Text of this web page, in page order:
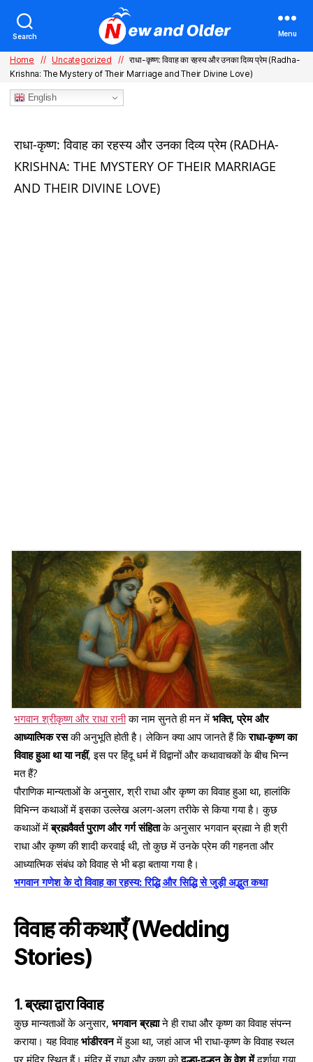
Search Menu
Home // Uncategorized // राधा-कृष्ण: विवाह का रहस्य और उनका दिव्य प्रेम (Radha-
Krishna: The Mystery of Their Marriage and Their Divine Love)
English
Categories
राधा-कृष्ण: विवाह का रहस्य और उनका दिव्य प्रेम (RADHA-
KRISHNA: THE MYSTERY OF THEIR MARRIAGE
AND THEIR DIVINE LOVE)
भगवान श्रीकृष्ण और राधा रानीका नाम सुनते ही मन में भक्ति, प्रेम और
आध्यात्मिक रसकी अनुभूति होती है। लेकिन क्या आप जानते हैं किराधा-कृष्ण का
विवाह हुआ था या नहीं, इस पर हिंदू धर्म में विद्वानों और कथावाचकों के बीच भिन्न
मत हैं?
पौराणिक मान्यताओं के अनुसार, श्री राधा और कृष्ण का विवाह हुआ था, हालांकि
विभिन्न कथाओं में इसका उल्लेख अलग-अलग तरीके से किया गया है। कुछ
कथाओं मेंब्रह्मवैवर्त पुराण और गर्ग संहिताके अनुसार भगवान ब्रह्मा ने ही श्री
राधा और कृष्ण की शादी करवाई थी, तो कुछ में उनके प्रेम की गहनता और
आध्यात्मिक संबंध को विवाह से भी बड़ा बताया गया है।
भगवान गणेश के दो विवाह का रहस्य: रिद्धि और सिद्धि से जुड़ी अद्भुत कथा
विवाह की कथाएँ (Wedding
Stories)
1. ब्रह्मा द्वारा विवाह
कुछ मान्यताओं के अनुसार, भगवान ब्रह्माने ही राधा और कृष्ण का विवाह संपन्न
कराया। यह विवाहभांडीरवनमें हुआ था, जहां आज भी राधा-कृष्ण के विवाह स्थल